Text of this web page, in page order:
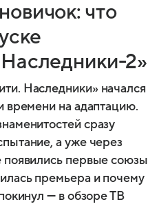
что
2»
Наследники» начался
времени на адаптацию.
сразу
а уже через
появились первые союзы
премьера и почему
— в обзоре ТВ